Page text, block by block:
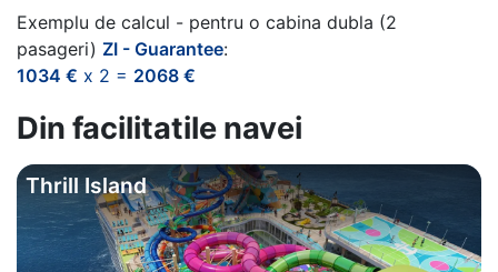
Exemplu de calcul - pentru o cabina dubla (2
pasageri) ZI - Guarantee:
1034 € x 2 = 2068 €
Din facilitatile navei
Thrill Island